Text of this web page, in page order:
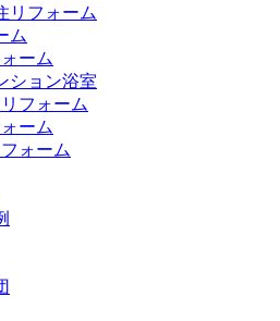
リフォーム
ム
ーム
ション浴室
フォーム
ーム
ォーム